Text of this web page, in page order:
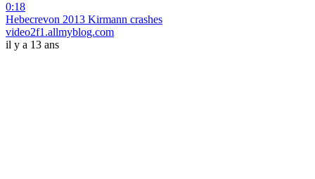
0:18
Hebecrevon 2013 Kirmann crashes
video2f1.allmyblog.com
il y a 13 ans